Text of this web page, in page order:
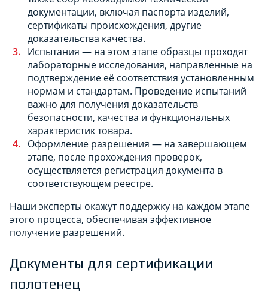
документации, включая паспорта изделий,
сертификаты происхождения, другие
доказательства качества.
Испытания — на этом этапе образцы проходят
лабораторные исследования, направленные на
подтверждение её соответствия установленным
нормам и стандартам. Проведение испытаний
важно для получения доказательств
безопасности, качества и функциональных
характеристик товара.
Оформление разрешения — на завершающем
этапе, после прохождения проверок,
осуществляется регистрация документа в
соответствующем реестре.
Наши эксперты окажут поддержку на каждом этапе
этого процесса, обеспечивая эффективное
получение разрешений.
Документы для сертификации
полотенец